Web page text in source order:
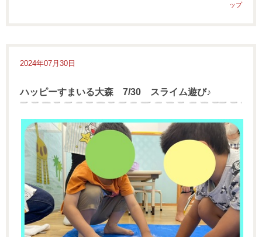
ップ
2024年07月30日
ハッピーすまいる大森 7/30 スライム遊び♪